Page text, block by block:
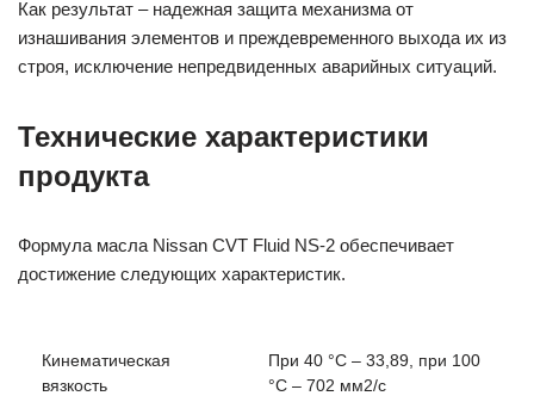
Как результат – надежная защита механизма от
изнашивания элементов и преждевременного выхода их из
строя, исключение непредвиденных аварийных ситуаций.
Технические характеристики
продукта
Формула масла Nissan CVT Fluid NS-2 обеспечивает
достижение следующих характеристик.
Кинематическая
вязкость
При 40 °С – 33,89, при 100
°С – 702 мм2/с